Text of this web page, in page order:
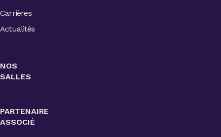
Carrières
Actualités
NOS
SALLES
PARTENAIRE
ASSOCIÉ